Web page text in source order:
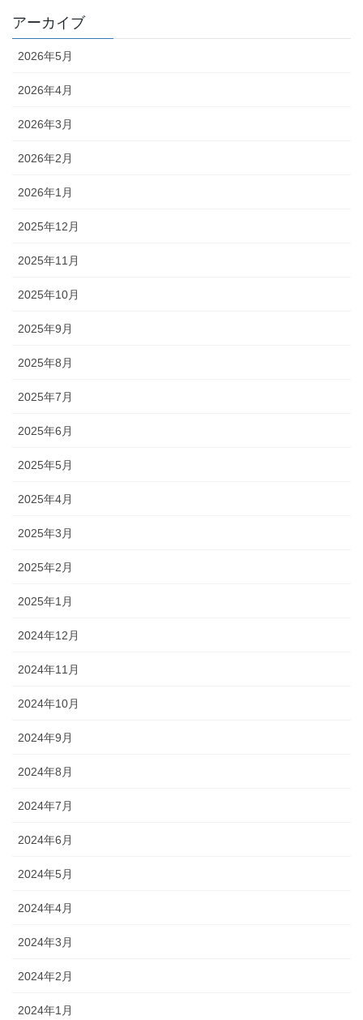
アーカイブ
2026年5月
2026年4月
2026年3月
2026年2月
2026年1月
2025年12月
2025年11月
2025年10月
2025年9月
2025年8月
2025年7月
2025年6月
2025年5月
2025年4月
2025年3月
2025年2月
2025年1月
2024年12月
2024年11月
2024年10月
2024年9月
2024年8月
2024年7月
2024年6月
2024年5月
2024年4月
2024年3月
2024年2月
2024年1月